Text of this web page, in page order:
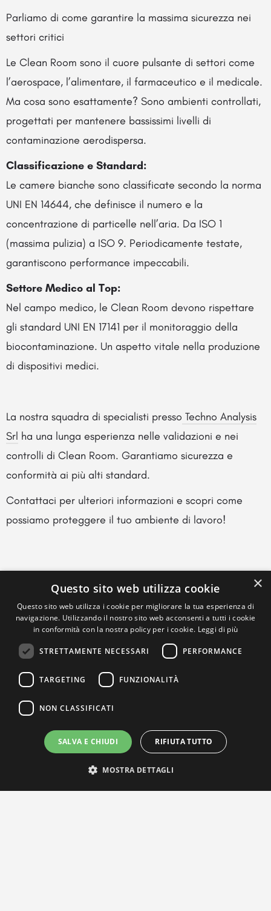
Parliamo di come garantire la massima sicurezza nei
settori critici
Le Clean Room sono il cuore pulsante di settori come
l’aerospace, l’alimentare, il farmaceutico e il medicale.
Ma cosa sono esattamente? Sono ambienti controllati,
progettati per mantenere bassissimi livelli di
contaminazione aerodispersa.
Classificazione e Standard:
Le camere bianche sono classificate secondo la norma
UNI EN 14644, che definisce il numero e la
concentrazione di particelle nell’aria. Da ISO 1
(massima pulizia) a ISO 9. Periodicamente testate,
garantiscono performance impeccabili.
Settore Medico al Top:
Nel campo medico, le Clean Room devono rispettare
gli standard UNI EN 17141 per il monitoraggio della
biocontaminazione. Un aspetto vitale nella produzione
di dispositivi medici.
La nostra squadra di specialisti presso Techno Analysis
Srl ha una lunga esperienza nelle validazioni e nei
controlli di Clean Room. Garantiamo sicurezza e
conformità ai più alti standard.
Contattaci per ulteriori informazioni e scopri come
possiamo proteggere il tuo ambiente di lavoro!
×
Questo sito web utilizza cookie
Questo sito web utilizza i cookie per migliorare la tua esperienza di
navigazione. Utilizzando il nostro sito web acconsenti a tutti i cookie
in conformità con la nostra policy per i cookie. Leggi di più
STRETTAMENTE NECESSARI PERFORMANCE
TARGETING FUNZIONALITÀ
NON CLASSIFICATI
SALVA E CHIUDI RIFIUTA TUTTO
MOSTRA DETTAGLI